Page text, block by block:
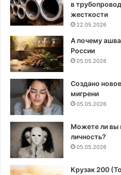
в
жесткости
22.05.2026
А почему
России
05.05.2026
Создано
мигрени
05.05.2026
Можете ли вы
личность?
05.05.2026
Крузак 200